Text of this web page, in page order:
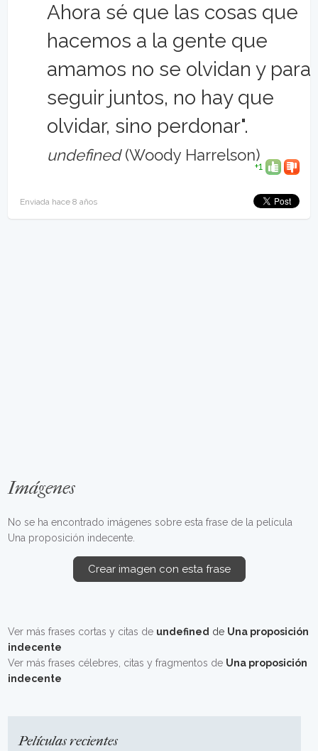
Ahora sé que las cosas que
hacemos a la gente que
amamos no se olvidan y para
seguir juntos, no hay que
olvidar, sino perdonar".
undefined(Woody Harrelson)
+1
Enviada hace 8 años
Imágenes
No se ha encontrado imágenes sobre esta frase de la película
Una proposición indecente.
Crear imagen con esta frase
Ver más frases cortas y citas de undefined de Una proposición
indecente
Ver más frases célebres, citas y fragmentos de Una proposición
indecente
Películas recientes